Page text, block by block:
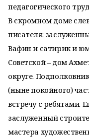
педагогического
В скромном доме
писателя:
Вафин и сатирик и
Советской – дом
округе.
(ныне покойного)
встречу с ребятами.
заслуженный
мастера